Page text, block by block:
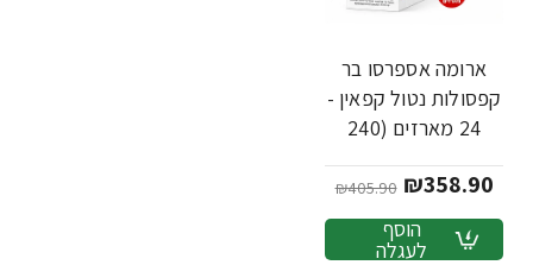
חדש
-12%
ארומה אספרסו בר
קפסולות נטול קפאין -
24 מארזים (240
₪358.90
₪405.90
הוסף
לעגלה